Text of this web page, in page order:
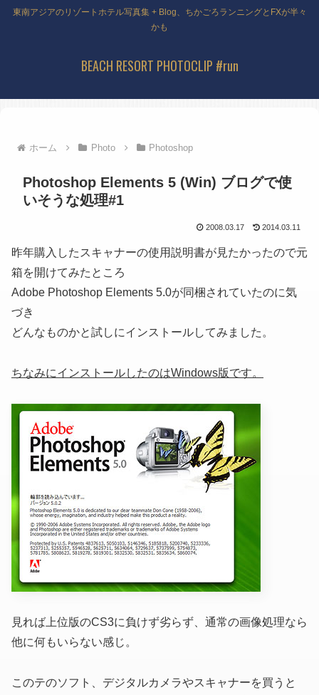
東南アジアのリゾートホテル写真集 + Blog、ちかごろランニングとFXが半々
かも
BEACH RESORT PHOTOCLIP #run
ホーム Photo Photoshop
Photoshop Elements 5 (Win) ブログで使
いそうな処理#1
2008.03.17 2014.03.11
昨年購入したスキャナーの使用説明書が見たかったので元
箱を開けてみたところ
Adobe Photoshop Elements 5.0が同梱されていたのに気
づき
どんなものかと試しにインストールしてみました。
ちなみにインストールしたのはWindows版です。
見れば上位版のCS3に負けず劣らず、通常の画像処理なら
他に何もいらない感じ。
このテのソフト、デジタルカメラやスキャナーを買うと